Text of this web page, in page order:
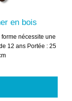
en bois
nécessite une
12 ans Portée : 25